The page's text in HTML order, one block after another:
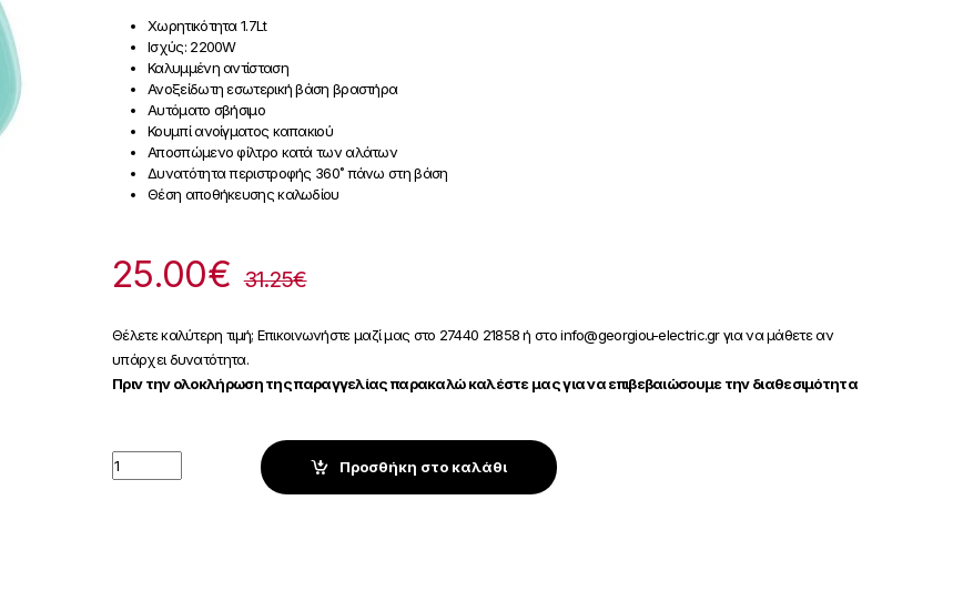
Χωρητικότητα 1.7Lt
Ισχύς: 2200W
Καλυμμένη αντίσταση
Ανοξείδωτη εσωτερική βάση βραστήρα
Αυτόματο σβήσιμο
Κουμπί ανοίγματος καπακιού
Αποσπώμενο φίλτρο κατά των αλάτων
Δυνατότητα περιστροφής 360˚ πάνω στη βάση
Θέση αποθήκευσης καλωδίου
25.00€ 31.25€
Θέλετε καλύτερη τιμή; Επικοινωνήστε μαζί μας στο 27440 21858 ή στο info@georgiou-electric.gr για να μάθετε αν
υπάρχει δυνατότητα.
Πριν την ολοκλήρωση της παραγγελίας παρακαλώ καλέστε μας για να επιβεβαιώσουμε την διαθεσιμότητα
Quantity Προσθήκη στο καλάθι